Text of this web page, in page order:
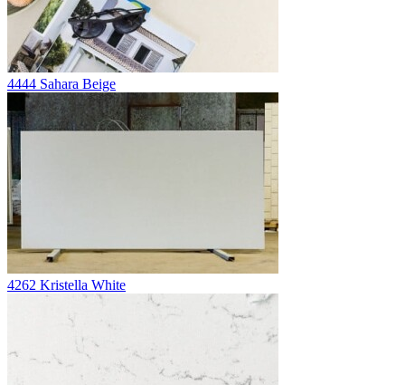
4444 Sahara Beige
4262 Kristella White